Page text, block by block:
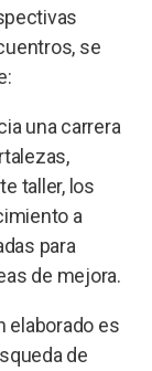
se
una carrera
taller, los
a
para
de mejora.
elaborado es
de